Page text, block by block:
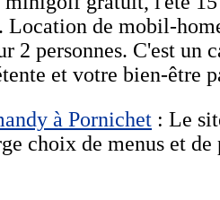
Location de mobil-
2 personnes. C'est
et votre bien-être
à Pornichet : Le
choix de menus et